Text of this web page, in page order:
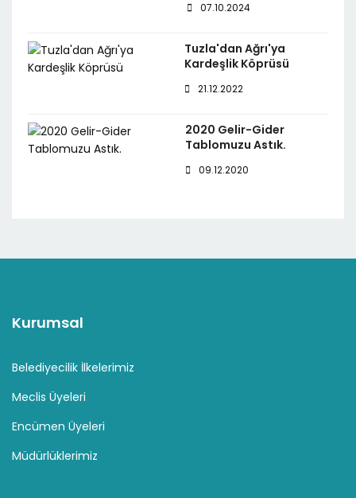
07.10.2024
Tuzla'dan Ağrı'ya
Kardeşlik Köprüsü
21.12.2022
2020 Gelir-Gider
Tablomuzu Astık.
09.12.2020
Kurumsal
Belediyecilik İlkelerimiz
Meclis Üyeleri
Encümen Üyeleri
Müdürlüklerimiz